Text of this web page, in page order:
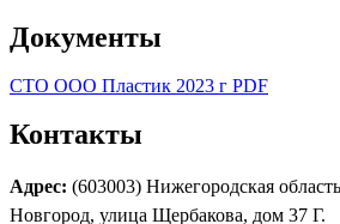
Документы
СТО ООО Пластик 2023 г PDF
Контакты
Адрес: (603003) Нижегородская
Новгород, улица Щербакова, дом 37 Г.